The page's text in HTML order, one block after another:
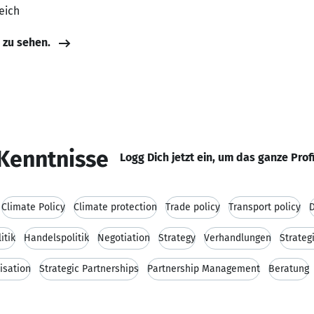
sehen.
Logg Dich jetzt ein, um das ganze
Climate Policy Climate protection Trade policy Transport policy
Handelspolitik Negotiation Strategy Verhandlungen
Strategic Partnerships Partnership Management Beratung